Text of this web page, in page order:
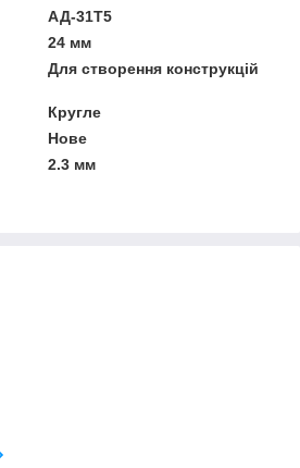
АД-31Т5
24 мм
Для створення конструкцій
Кругле
Нове
2.3 мм